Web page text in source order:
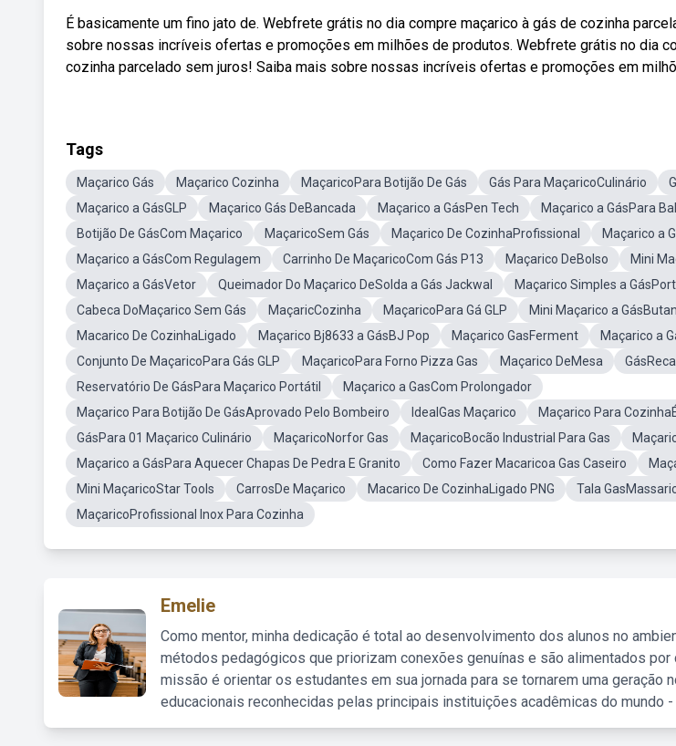
É basicamente um fino jato de. Webfrete grátis no dia compre maçarico à gás de cozinha
sobre nossas incríveis ofertas e promoções em milhões de produtos. Webfrete grátis no dia
cozinha parcelado sem juros! Saiba mais sobre nossas incríveis ofertas e promoções em
Tags
Maçarico Gás Maçarico Cozinha MaçaricoPara Botijão De Gás Gás Para MaçaricoCulinário
Maçarico a GásGLP
Maçarico Gás DeBancada Maçarico a GásPen Tech Maçarico a GásPara
Botijão De GásCom Maçarico
MaçaricoSem Gás Maçarico De CozinhaProfissional
Maçarico a
Maçarico a GásCom Regulagem
Carrinho De MaçaricoCom Gás P13 Maçarico DeBolso
Mini
Maçarico a GásVetor
Queimador Do Maçarico DeSolda a Gás Jackwal
Maçarico Simples a
Cabeca DoMaçarico Sem Gás
MaçaricCozinha MaçaricoPara Gá GLP
Mini Maçarico a
Macarico De CozinhaLigado
Maçarico Bj8633 a GásBJ Pop Maçarico GasFerment
Maçarico a
Conjunto De MaçaricoPara Gás GLP
MaçaricoPara Forno Pizza Gas Maçarico DeMesa
Reservatório De GásPara Maçarico Portátil
Maçarico a GasCom Prolongador
Maçarico Para Botijão De GásAprovado Pelo Bombeiro
IdealGas Maçarico
Maçarico Para
GásPara 01 Maçarico Culinário
MaçaricoNorfor Gas MaçaricoBocão Industrial Para Gas
Maçarico a GásPara Aquecer Chapas De Pedra E Granito
Como Fazer Macaricoa Gas Caseiro
Mini MaçaricoStar Tools
CarrosDe Maçarico Macarico De CozinhaLigado PNG
Tala
MaçaricoProfissional Inox Para Cozinha
Emelie
Como mentor, minha dedicação é total ao desenvolvimento dos alunos no
métodos pedagógicos que priorizam conexões genuínas e são alimentados por
missão é orientar os estudantes em sua jornada para se tornarem uma geração
educacionais reconhecidas pelas principais instituições acadêmicas do mundo -